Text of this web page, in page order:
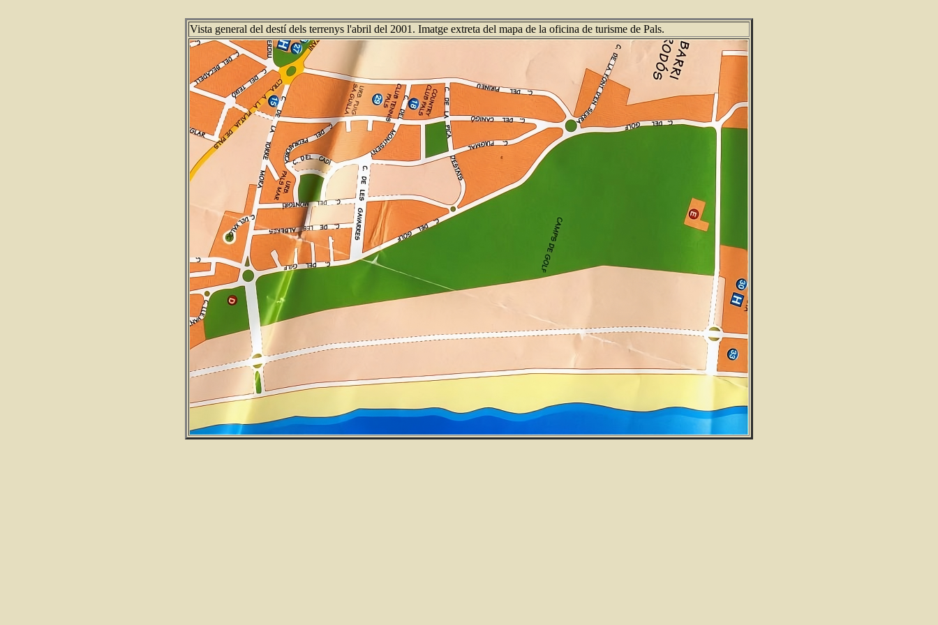
Vista general del destí dels terrenys l'abril del 2001. Imatge extreta del mapa de la oficina de turisme de Pals.